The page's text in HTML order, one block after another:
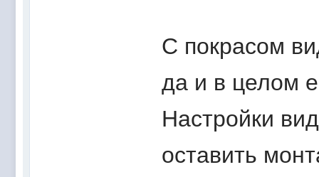
С покрасом
да и в целом
Настройки
оставить